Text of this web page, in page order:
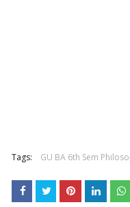
Tags: GU BA 6th Sem